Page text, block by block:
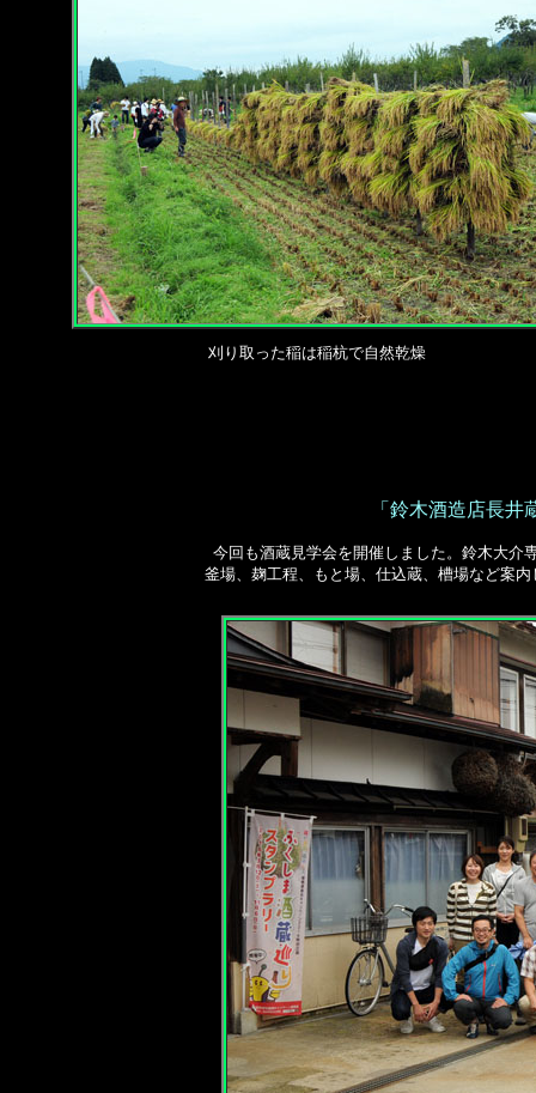
刈り取った稲は稲杭で自然乾燥
「鈴木酒造店長
今回も酒蔵見学会を開催しました。鈴木大介
釜場、麹工程、もと 場、仕込蔵、槽場など案